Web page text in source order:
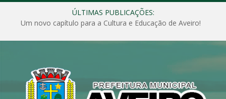
ÚLTIMAS PUBLICAÇÕES:
Um novo capítulo para a Cultura e Educação de Aveiro!